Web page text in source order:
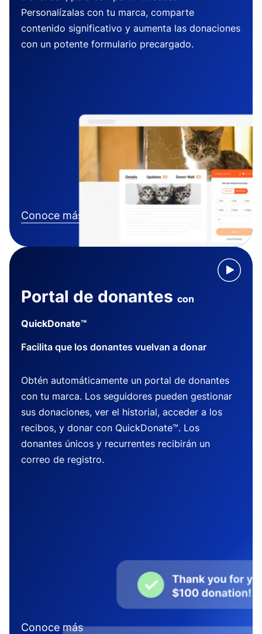
Personalízalas con tu marca, comparte
contenido significativo y aumenta las donaciones
con un potente formulario precargado.
Conoce más
Portal de donantes con
QuickDonate™
Facilita que los donantes vuelvan a donar
Obtén automáticamente un portal de donantes
con tu marca. Los seguidores pueden gestionar
sus donaciones, ver el historial, acceder a los
recibos, y donar con QuickDonate™. Los
donantes únicos y recurrentes recibirán un
correo de registro.
Conoce más